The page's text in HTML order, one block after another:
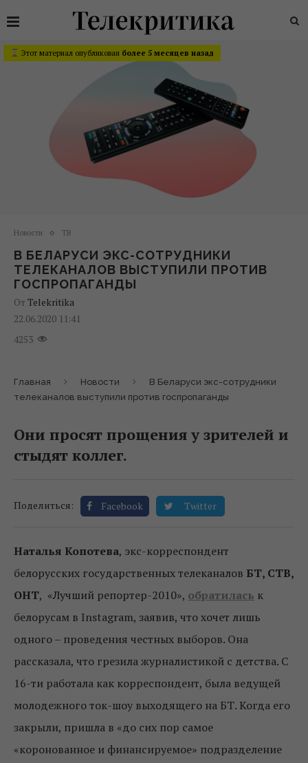
Этот материал опубликован более 5 месяцев назад
Новости ТВ
В БЕЛАРУСИ ЭКС-СОТРУДНИКИ
ТЕЛЕКАНАЛОВ ВЫСТУПИЛИ ПРОТИВ
ГОСПРОПАГАНДЫ
От Telekritika
22.06.2020 11:41
4253
Главная Новости
В Беларуси экс-сотрудники
телеканалов выступили против госпропаганды
Они просят прощения у зрителей и
стыдят коллег.
Поделиться: Facebook Twitter
Наталья Копотева, экс-корреспондент
белорусских государственных телеканалов БТ, СТВ,
ОНТ, «Лучший репортер-2010», обратилась к
белорусам в Instagram, заявив, что хочет лишь
одного – проведения честных выборов. Она
рассказала, что грезила журналистикой с детства. С
16-ти работала как корреспондент, была ведущей
молодежного ток-шоу выходящего на БТ. Когда его
закрыли, пришла в «до сих пор самое
«коронованное и финансируемое» подразделение